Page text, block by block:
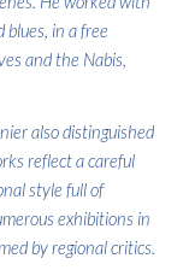
blues, in a free
and the Nabis,
also distinguished
reflect a careful
style full of
exhibitions in
by regional critics.